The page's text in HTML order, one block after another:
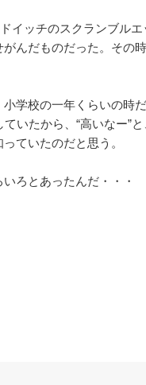
イッチのスクランブル
んだものだった。その
学校の一年くらいの時
いたから、“高いなー”
ていたのだと思う。
ろとあったんだ・・・